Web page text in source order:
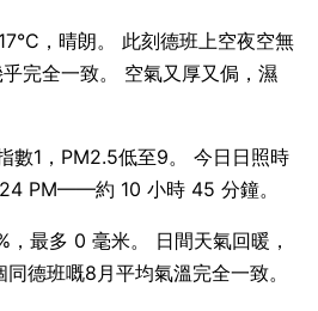
，晴朗。 此刻德班上空夜空無
完全一致。 空氣又厚又侷，濕
1，PM2.5低至9。 今日日照時
PM——約 10 小時 45 分鐘。
最多 0 毫米。 日間天氣回暖，
德班嘅8月平均氣溫完全一致。